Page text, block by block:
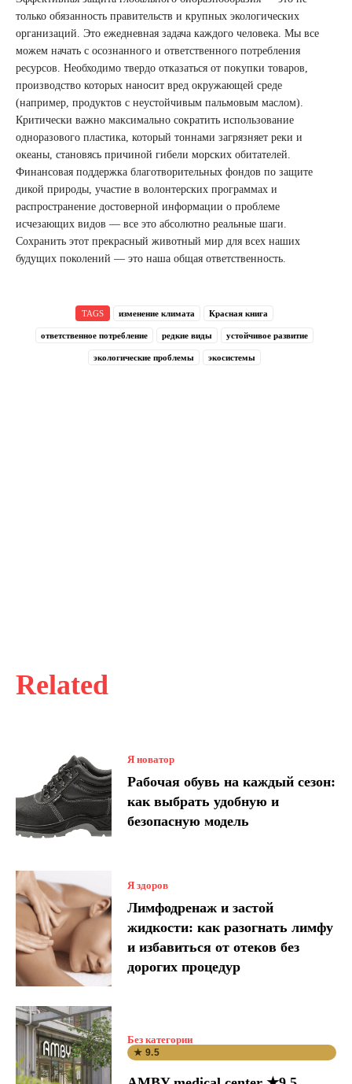
Related
Я новатор
Рабочая обувь на каждый сезон:
как выбрать удобную и
безопасную модель
Я здоров
Лимфодренаж и застой
жидкости: как разогнать лимфу
и избавиться от отеков без
дорогих процедур
Без категории
★ 9.5
только обязанность правительств и крупных экологических
организаций. Это ежедневная задача каждого человека. Мы все
можем начать с осознанного и ответственного потребления
ресурсов. Необходимо твердо отказаться от покупки товаров,
производство которых наносит вред окружающей среде
(например, продуктов с неустойчивым пальмовым маслом).
Критически важно максимально сократить использование
одноразового пластика, который тоннами загрязняет реки и
океаны, становясь причиной гибели морских обитателей.
Финансовая поддержка благотворительных фондов по защите
дикой природы, участие в волонтерских программах и
распространение достоверной информации о проблеме
исчезающих видов — все это абсолютно реальные шаги.
Сохранить этот прекрасный животный мир для всех наших
будущих поколений — это наша общая ответственность.
TAGS изменение климата Красная книга
ответственное потребление редкие виды устойчивое развитие
экологические проблемы экосистемы